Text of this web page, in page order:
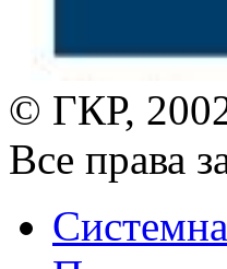
© ГКР,
Все права